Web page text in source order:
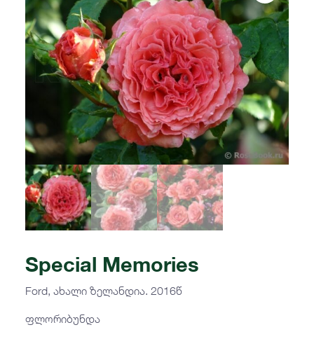
Special Memories
Ford, ახალი ზელანდია. 2016წ
ფლორიბუნდა